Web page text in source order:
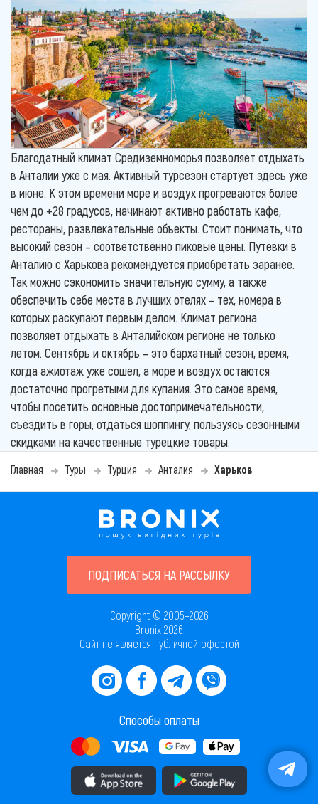
Благодатный климат Средиземноморья позволяет отдыхать
в Анталии уже с мая. Активный турсезон стартует здесь уже
в июне. К этом времени море и воздух прогреваются более
чем до +28 градусов, начинают активно работать кафе,
рестораны, развлекательные объекты. Стоит понимать, что
высокий сезон – соответственно пиковые цены. Путевки в
Анталию с Харькова рекомендуется приобретать заранее.
Так можно сэкономить значительную сумму, а также
обеспечить себе места в лучших отелях – тех, номера в
которых раскупают первым делом. Климат региона
позволяет отдыхать в Анталийском регионе не только
летом. Сентябрь и октябрь – это бархатный сезон, время,
когда ажиотаж уже сошел, а море и воздух остаются
достаточно прогретыми для купания. Это самое время,
чтобы посетить основные достопримечательности,
съездить в горы, отдаться шоппингу, пользуясь сезонными
скидками на качественные турецкие товары.
Главная Туры Турция Анталия Харьков
ПОДПИСАТЬСЯ НА РАССЫЛКУ
Copyright © 2005–2026
Bronix 2026
Сайт не является публичной офертой
Способы оплаты
Скачать приложение в AppStore Скачать приложение в PlayMarket